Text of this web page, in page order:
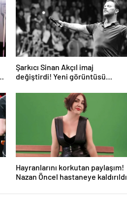
Şarkıcı Sinan Akçıl imaj
değiştirdi! Yeni görüntüsü
Hayranlarını korkutan paylaşım!
Nazan Öncel hastaneye kaldırıldı